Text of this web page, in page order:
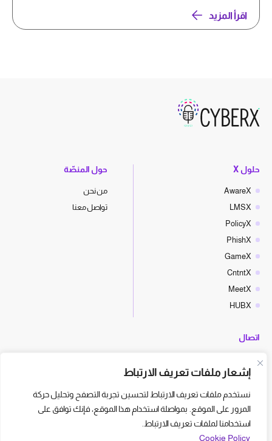
إشعار ملفات تعريف الارتباط
نستخدم ملفات تعريف الارتباط لتحسين تجربة التصفح وتحليل حركة
المرور على الموقع. بمواصلة استخدام هذا الموقع، فإنك توافق على
استخدامنا لملفات تعريف الارتباط.
Cookie Policy
اقرأ المزيد
حلول X
AwareX
LMSX
PolicyX
PhishX
GameX
CntntX
MeetX
HUBX
حول المنصّة
من نحن
تواصل معنا
اتصال
hello@cyberx.world